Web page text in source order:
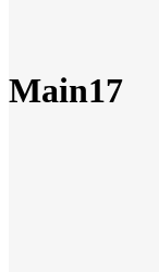
Main17